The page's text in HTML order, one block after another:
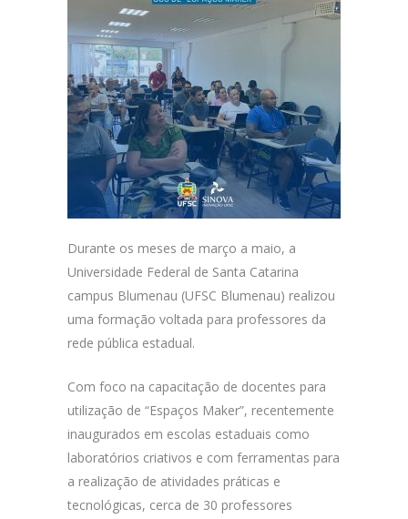
Durante os meses de março a maio, a
Universidade Federal de Santa Catarina
campus Blumenau (UFSC Blumenau) realizou
uma formação voltada para professores da
rede pública estadual.
Com foco na capacitação de docentes para
utilização de “Espaços Maker”, recentemente
inaugurados em escolas estaduais como
laboratórios criativos e com ferramentas para
a realização de atividades práticas e
tecnológicas, cerca de 30 professores